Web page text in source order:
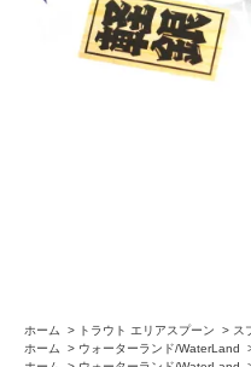
ホーム > トラウト エリアスプーン > ス
ホーム
> ウォーターランド/WaterLand